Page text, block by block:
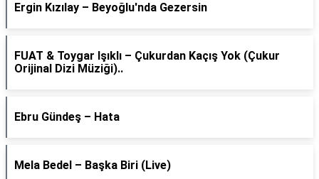
Ergin Kızılay – Beyoğlu'nda Gezersin
FUAT & Toygar Işıklı – Çukurdan Kaçış Yok (Çukur
Orijinal Dizi Müziği)..
Ebru Gündeş – Hata
Mela Bedel – Başka Biri (Live)